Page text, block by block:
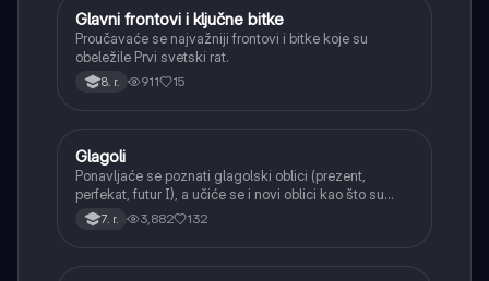
Istorija
Glavni frontovi i ključne bitke
Proučavaće se najvažniji frontovi i bitke koje su
obeležile Prvi svetski rat.
8. r. 911 15
Srpski jezik
Glagoli
Ponavljaće se poznati glagolski oblici (prezent,
perfekat, futur I), a učiće se i novi oblici kao što su
aorist, imperfekat, pluskvamperfekat, futur II, kao i
glagolski prilozi i pridevi.
7. r. 3,882 132